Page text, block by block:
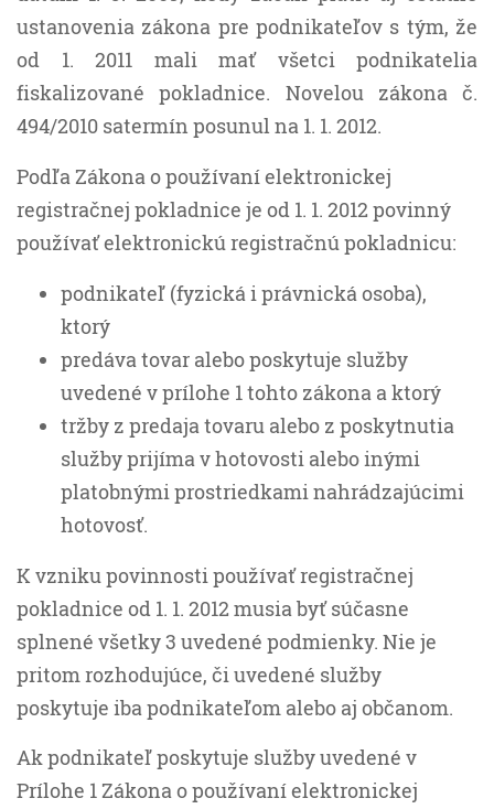
ustanovenia zákona pre podnikateľov s tým, že
od 1. 2011 mali mať všetci podnikatelia
fiskalizované pokladnice. Novelou zákona č.
494/2010 satermín posunul na 1. 1. 2012.
Podľa Zákona o používaní elektronickej
registračnej pokladnice je od 1. 1. 2012 povinný
používať elektronickú registračnú pokladnicu:
podnikateľ (fyzická i právnická osoba),
ktorý
predáva tovar alebo poskytuje služby
uvedené v prílohe 1 tohto zákona a ktorý
tržby z predaja tovaru alebo z poskytnutia
služby prijíma v hotovosti alebo inými
platobnými prostriedkami nahrádzajúcimi
hotovosť.
K vzniku povinnosti používať registračnej
pokladnice od 1. 1. 2012 musia byť súčasne
splnené všetky 3 uvedené podmienky. Nie je
pritom rozhodujúce, či uvedené služby
poskytuje iba podnikateľom alebo aj občanom.
Ak podnikateľ poskytuje služby uvedené v
Prílohe 1 Zákona o používaní elektronickej